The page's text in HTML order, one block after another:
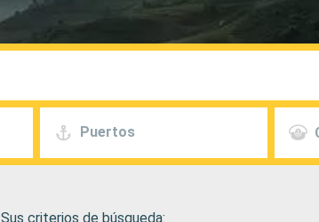
Puertos
Sus criterios de búsqueda: